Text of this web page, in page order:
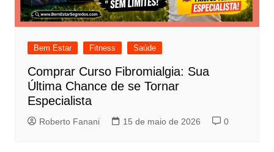
Bem Estar Fitness Saúde
Comprar Curso Fibromialgia: Sua
Última Chance de se Tornar
Especialista
Roberto Fanani 15 de maio de 2026 0